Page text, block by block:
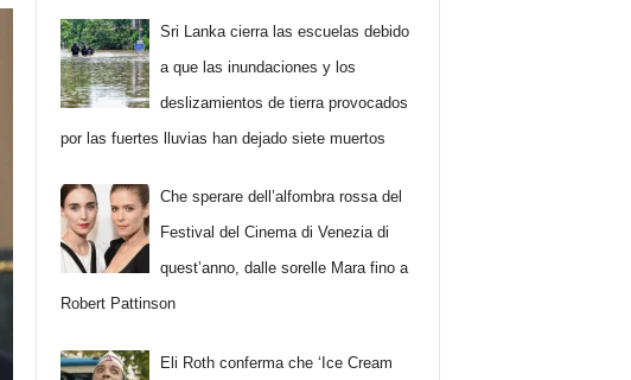
Sri Lanka cierra las escuelas debido
a que las inundaciones y los
deslizamientos de tierra provocados
por las fuertes lluvias han dejado siete muertos
Che sperare dell’alfombra rossa del
Festival del Cinema di Venezia di
quest’anno, dalle sorelle Mara fino a
Robert Pattinson
Eli Roth conferma che ‘Ice Cream